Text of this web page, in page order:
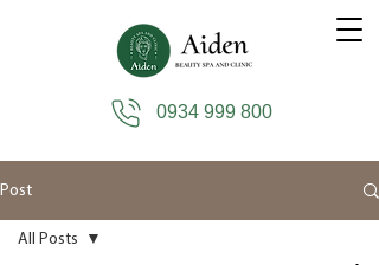
0934 999 800
Post
All Posts